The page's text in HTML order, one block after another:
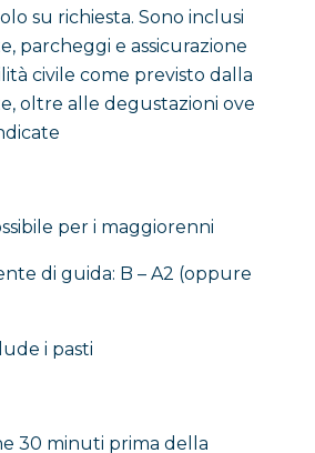
su richiesta. Sono inclusi
parcheggi e assicurazione
civile come previsto dalla
oltre alle degustazioni ove
per i maggiorenni
di guida: B – A2 (oppure
i pasti
30 minuti prima della